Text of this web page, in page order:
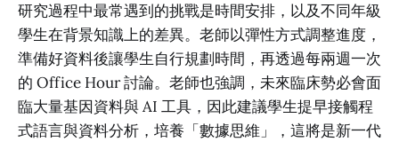
研究過程中最常遇到的挑戰是時間安排，以及不同年級
學生在背景知識上的差異。老師以彈性方式調整進度，
準備好資料後讓學生自行規劃時間，再透過每兩週一次
的 Office Hour 討論。老師也強調，未來臨床勢必會面
臨大量基因資料與 AI 工具，因此建議學生提早接觸程
式語言與資料分析，培養「數據思維」，這將是新一代